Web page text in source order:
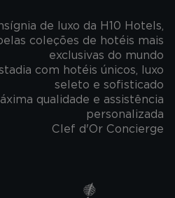
de luxo da H10 Hotels,
coleções de hotéis mais
exclusivas do mundo
com hotéis únicos, luxo
seleto e sofisticado
qualidade e assistência
personalizada
Clef d'Or Concierge